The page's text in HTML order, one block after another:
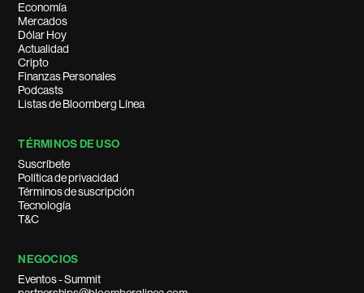
Economía
Mercados
Dólar Hoy
Actualidad
Cripto
Finanzas Personales
Podcasts
Listas de Bloomberg Línea
TÉRMINOS DE USO
Suscríbete
Política de privacidad
Términos de suscripción
Tecnología
T&C
NEGOCIOS
Eventos - Summit